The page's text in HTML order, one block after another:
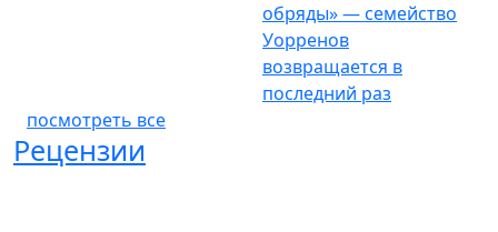
обряды» — семейство
Уорренов
возвращается в
последний раз
посмотреть все
Рецензии